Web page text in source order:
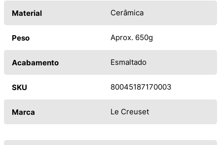
Material Cerâmica
Peso Aprox. 650g
Acabamento Esmaltado
SKU 80045187170003
Marca Le Creuset